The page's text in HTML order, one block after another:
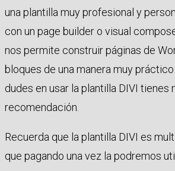
una plantilla muy profesional y
con un page builder o visual
nos permite construir páginas de
bloques de una manera muy
dudes en usar la plantilla DIVI tienes
recomendación.
Recuerda que la plantilla DIVI es
que pagando una vez la podremos